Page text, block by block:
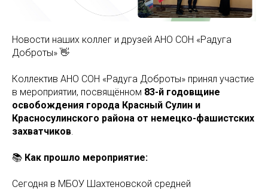
Новости наших коллег и друзей АНО СОН «Радуга
Доброты» 👋
Коллектив АНО СОН «Радуга Доброты» принял участие
в мероприятии, посвящённом 83-й годовщине
освобождения города Красный Сулин и
Красносулинского района от немецко-фашистских
захватчиков.
📚 Как прошло мероприятие:
Сегодня в МБОУ Шахтеновской средней